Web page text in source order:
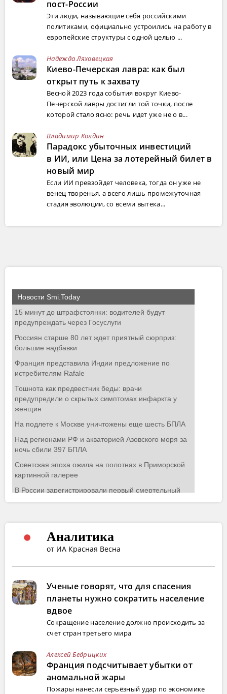
пост-России
Эти люди, называющие себя российскими
политиками, официально устроились на работу в
европейские структуры с одной целью ...
Надежда Ляховецкая
Киево-Печерская лавра: как был
открыт путь к захвату
Весной 2023 года события вокруг Киево-
Печерской лавры достигли той точки, после
которой стало ясно: речь идет уже не о в...
Владимир Колдин
Парадокс убыточных инвестиций
в ИИ, или Цена за лотерейный билет в
новый мир
Если ИИ превзойдет человека, тогда он уже не
венец творенья, а всего лишь промежуточная
стадия эволюции, со всеми вытека...
Аналитика
от ИА Красная Весна
Ученые говорят, что для спасения
планеты нужно сократить население
вдвое
Сокращение население должно происходить за
счет стран третьего мира
Алексей Бедрицких
Франция подсчитывает убытки от
аномальной жары
Пожары нанесли серьёзный удар по экономике